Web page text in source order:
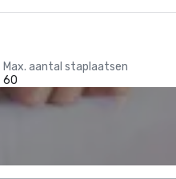
Max. aantal staplaatsen
60